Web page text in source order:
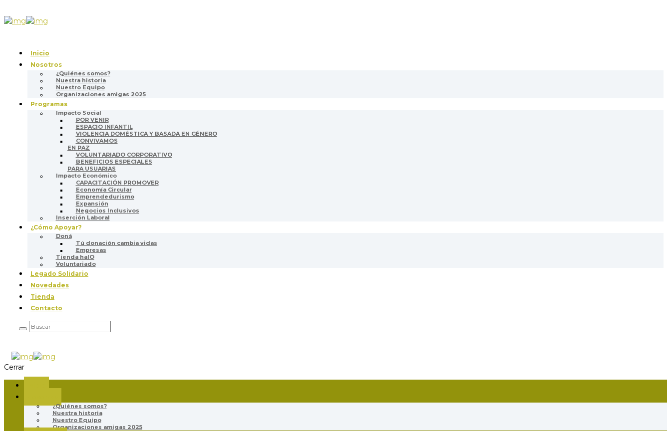
Inicio
Nosotros
¿Quiénes somos?
Nuestra historia
Nuestro Equipo
Organizaciones amigas 2025
Programas
Impacto Social
POR VENIR
ESPACIO INFANTIL
VIOLENCIA DOMÉSTICA Y BASADA EN GÉNERO
CONVIVAMOS
EN PAZ
VOLUNTARIADO CORPORATIVO
BENEFICIOS ESPECIALES
PARA USUARIAS
Impacto Económico
CAPACITACIÓN PROMOVER
Economía Circular
Emprendedurismo
Expansión
Negocios Inclusivos
Inserción Laboral
¿Cómo Apoyar?
Doná
Tú donación cambia vidas
Empresas
Tienda halO
Voluntariado
Legado Solidario
Novedades
Tienda
Contacto
Cerrar
¿Quiénes somos?
Nuestra historia
Nuestro Equipo
Organizaciones amigas 2025